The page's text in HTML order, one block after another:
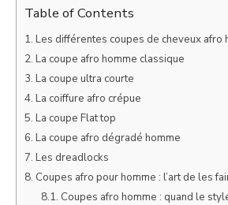
Table of Contents
Les différentes coupes de cheveux afro
La coupe afro homme classique
La coupe ultra courte
La coiffure afro crépue
La coupe Flat top
La coupe afro dégradé homme
Les dreadlocks
Coupes afro pour homme : l’art de les
Coupes afro homme : quand le